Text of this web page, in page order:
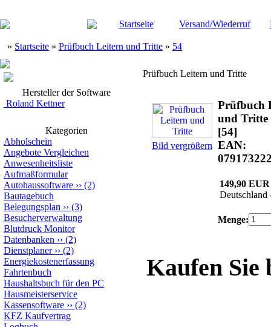
Startseite Versand/Wiederruf
» Startseite » Prüfbuch Leitern und Tritte » 54
Hersteller der Software
Roland Kettner
Kategorien
Abholschein
Angebote Vergleichen
Anwesenheitsliste
Aufmaßformular
Autohaussoftware ›› (2)
Bautagebuch
Belegungsplan ›› (3)
Besucherverwaltung
Blutdruck Monitor
Datenbanken ›› (2)
Dienstplaner›› (2)
Energiekostenerfassung
Fahrtenbuch
Haushaltsbuch für den PC
Hausmeisterservice
Kassensoftware ›› (2)
KFZ Kaufvertrag
Prüfbuch Leitern und Tritte
Bild vergrößern
Prüfbuch
und Tritte
[54]
EAN:
149,90 EUR
Deutschland
Menge:
Kaufen Sie